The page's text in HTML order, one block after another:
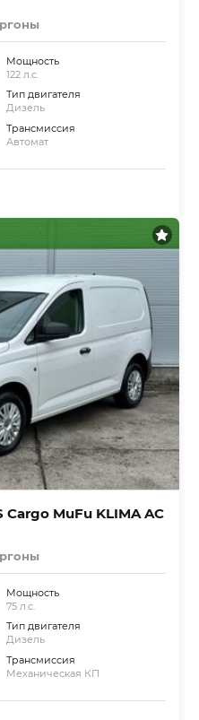
Мощность
122 л.с.
Тип двигателя
Дизель
Трансмиссия
Автомат
MuFu KLIMA AC
Мощность
75 л.с.
Тип двигателя
Дизель
Трансмиссия
Механическая КП